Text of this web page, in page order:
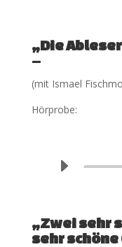
„Die
–
(mit Ismael
Hörprobe:
„Zwei sehr
sehr